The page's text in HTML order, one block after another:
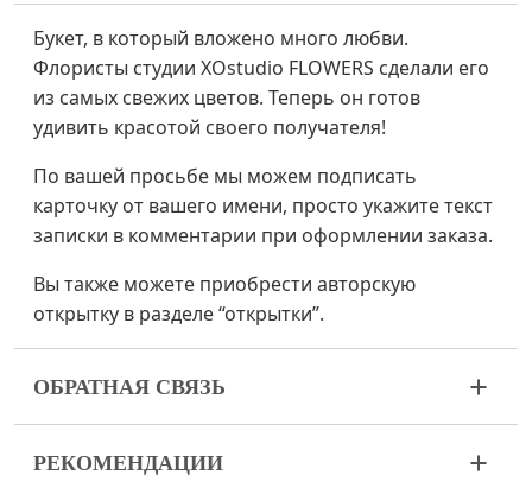
Букет, в который вложено много любви.
Флористы студии XOstudio FLOWERS сделали его
из самых свежих цветов. Теперь он готов
удивить красотой своего получателя!
По вашей просьбе мы можем подписать
карточку от вашего имени, просто укажите текст
записки в комментарии при оформлении заказа.
Вы также можете приобрести авторскую
открытку в разделе “открытки”.
ОБРАТНАЯ СВЯЗЬ
ваш букет пришел в ненадлежащем виде,
РЕКОМЕНДАЦИИ